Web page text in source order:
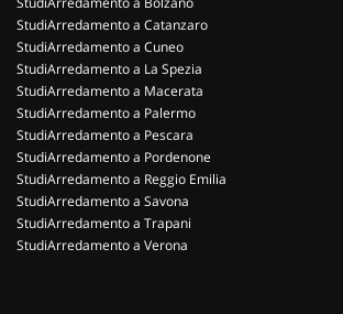
StudiArredamento a Catanzaro
StudiArredamento a Cuneo
StudiArredamento a La Spezia
StudiArredamento a Macerata
StudiArredamento a Palermo
StudiArredamento a Pescara
StudiArredamento a Pordenone
StudiArredamento a Reggio Emilia
StudiArredamento a Savona
StudiArredamento a Trapani
StudiArredamento a Verona